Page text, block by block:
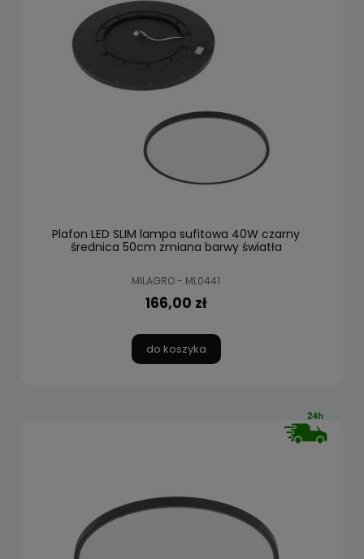
Plafon LED SLIM lampa sufitowa 40W czarny
średnica 50cm zmiana barwy światła
MILAGRO - ML0441
166,00 zł
do koszyka